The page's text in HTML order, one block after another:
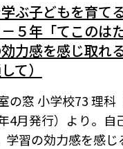
ぶ子どもを育て
５年「てこのはた
力感を感じ取れ
て）
の窓 小学校73 理科
4月発行）より。自
学習の効力感を感じ